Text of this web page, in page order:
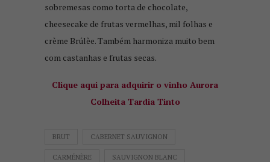
sobremesas como torta de chocolate,
cheesecake de frutas vermelhas, mil folhas e
crème Brúlèe. Também harmoniza muito bem
com castanhas e frutas secas.
Clique aqui para adquirir o vinho Aurora
Colheita Tardia Tinto
BRUT CABERNET SAUVIGNON
CARMÉNÈRE SAUVIGNON BLANC